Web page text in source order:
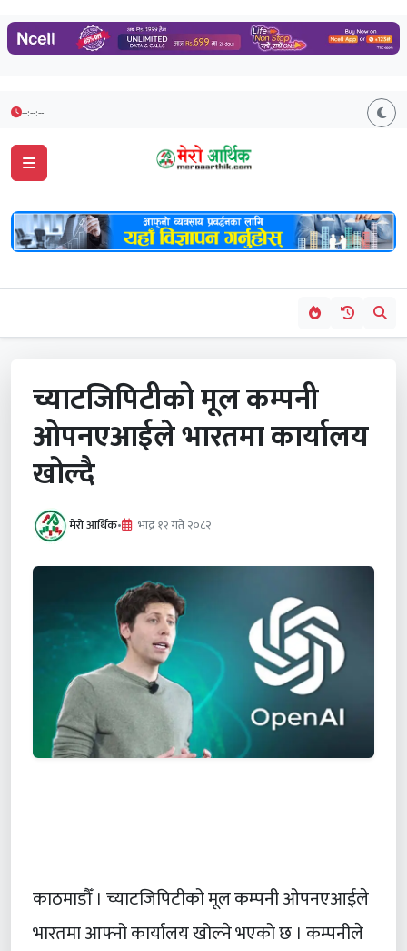
--:--:--
च्याटजिपिटीको मूल कम्पनी
ओपनएआईले भारतमा कार्यालय
खोल्दै
मेरो आर्थिक• भाद्र १२ गते २०८२
काठमाडौँ । च्याटजिपिटीको मूल कम्पनी ओपनएआईले
भारतमा आफ्नो कार्यालय खोल्ने भएको छ । कम्पनीले